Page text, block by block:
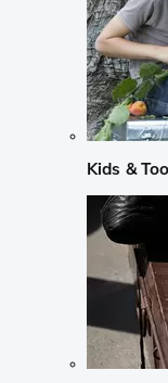
Kids &